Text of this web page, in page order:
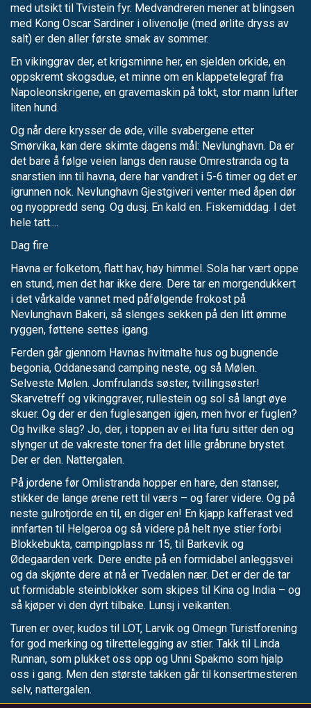
med utsikt til Tvistein fyr. Medvandreren mener at blingsen
med Kong Oscar Sardiner i olivenolje (med ørlite dryss av
salt) er den aller første smak av sommer.
En vikinggrav der, et krigsminne her, en sjelden orkide, en
oppskremt skogsdue, et minne om en klappetelegraf fra
Napoleonskrigene, en gravemaskin på tokt, stor mann lufter
liten hund.
Og når dere krysser de øde, ville svabergene etter
Smørvika, kan dere skimte dagens mål: Nevlunghavn. Da er
det bare å følge veien langs den rause Omrestranda og ta
snarstien inn til havna, dere har vandret i 5-6 timer og det er
igrunnen nok. Nevlunghavn Gjestgiveri venter med åpen dør
og nyoppredd seng. Og dusj. En kald en. Fiskemiddag. I det
hele tatt....
Dag fire
Havna er folketom, flatt hav, høy himmel. Sola har vært oppe
en stund, men det har ikke dere. Dere tar en morgendukkert
i det vårkalde vannet med påfølgende frokost på
Nevlunghavn Bakeri, så slenges sekken på den litt ømme
ryggen, føttene settes igang.
Ferden går gjennom Havnas hvitmalte hus og bugnende
begonia, Oddanesand camping neste, og så Mølen.
Selveste Mølen. Jomfrulands søster, tvillingsøster!
Skarvetreff og vikinggraver, rullestein og sol så langt øye
skuer. Og der er den fuglesangen igjen, men hvor er fuglen?
Og hvilke slag? Jo, der, i toppen av ei lita furu sitter den og
slynger ut de vakreste toner fra det lille gråbrune brystet.
Der er den. Nattergalen.
På jordene før Omlistranda hopper en hare, den stanser,
stikker de lange ørene rett til værs – og farer videre. Og på
neste gulrotjorde en til, en diger en! En kjapp kafferast ved
innfarten til Helgeroa og så videre på helt nye stier forbi
Blokkebukta, campingplass nr 15, til Barkevik og
Ødegaarden verk. Dere endte på en formidabel anleggsvei
og da skjønte dere at nå er Tvedalen nær. Det er der de tar
ut formidable steinblokker som skipes til Kina og India – og
så kjøper vi den dyrt tilbake. Lunsj i veikanten.
Turen er over, kudos til LOT, Larvik og Omegn Turistforening
for god merking og tilrettelegging av stier. Takk til Linda
Runnan, som plukket oss opp og Unni Spakmo som hjalp
oss i gang. Men den største takken går til konsertmesteren
selv, nattergalen.